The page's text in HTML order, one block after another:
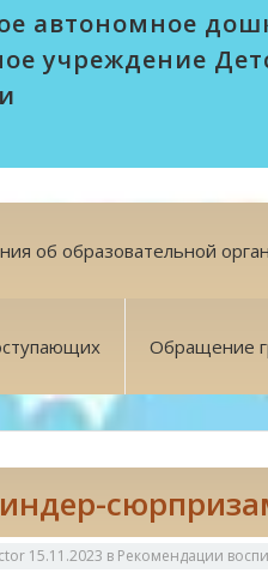
автономное
учреждение
об образовательной
Обращение
15.11.2023 в Рекомендации